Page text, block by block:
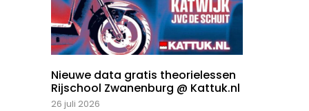
Nieuwe data gratis theorielessen
Rijschool Zwanenburg @ Kattuk.nl
26 juli 2026